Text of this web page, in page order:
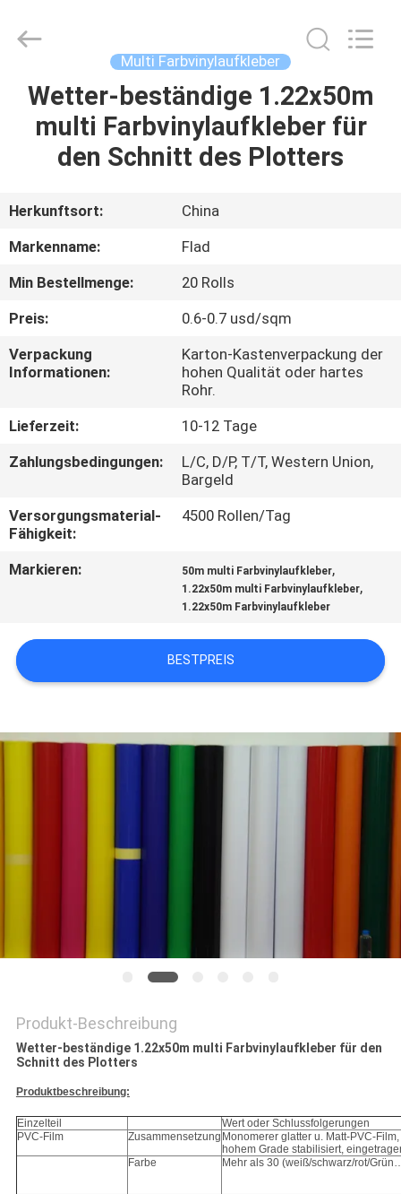
ZU
HAUSE
ÜBER
UNS
WERKSBESICHTIGUNG
QUALITÄTSKONTROLLE
MIT
UNS
BITTE UM
SITEMAP
PRIVACY
Material
Co.,Ltd.
Multi Farbvinylaufkleber
Wetter-beständige 1.22x50m
multi Farbvinylaufkleber für
den Schnitt des Plotters
Herkunftsort:
China
Markenname:
Flad
Min Bestellmenge:
20 Rolls
Preis:
0.6-0.7 usd/sqm
Verpackung
Informationen:
Karton-Kastenverpackung der
hohen Qualität oder hartes
Rohr.
Lieferzeit:
10-12 Tage
Zahlungsbedingungen:
L/C, D/P, T/T, Western Union,
Bargeld
Versorgungsmaterial-
Fähigkeit:
4500 Rollen/Tag
Markieren: 50m multi Farbvinylaufkleber,
1.22x50m multi Farbvinylaufkleber,
1.22x50m Farbvinylaufkleber
BESTPREIS
Produkt-Beschreibung
Wetter-beständige 1.22x50m multi Farbvinylaufkleber für den
Schnitt des Plotters
Produktbeschreibung:
Einzelteil
Wert oder Schlussfolgerungen
PVC-Film
Zusammensetzung Monomerer glatter u. Matt-PVC-
hohem Grade stabilisiert,
Farbe
Mehr als 30 (weiß/schwarz/rot/